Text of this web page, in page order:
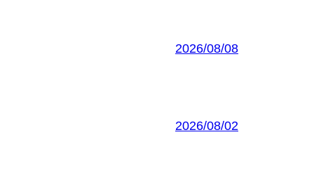
2026/08/08
2026/08/02